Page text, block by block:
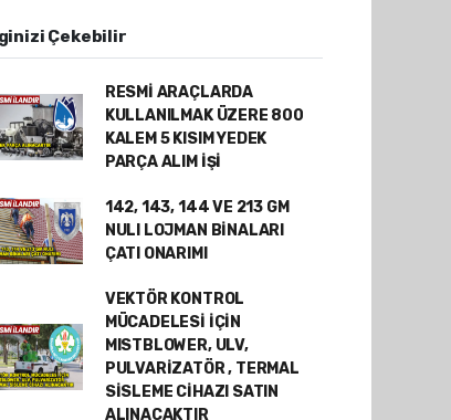
Çekebilir
RESMİ ARAÇLARDA
KULLANILMAK ÜZERE 800
KALEM 5 KISIM YEDEK
PARÇA ALIM İŞİ
142, 143, 144 VE 213 GM
NULI LOJMAN BİNALARI
ÇATI ONARIMI
VEKTÖR KONTROL
MÜCADELESİ İÇİN
MISTBLOWER, ULV,
PULVARİZATÖR , TERMAL
SİSLEME CİHAZI SATIN
ALINACAKTIR